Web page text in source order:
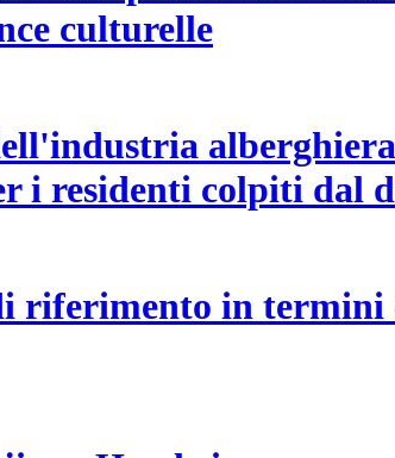
culturelle
i residenti colpiti dal
riferimento in termini